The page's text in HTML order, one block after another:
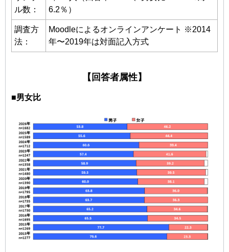
ル数：
6.2％）
調査方
法：
Moodleによるオンラインアンケート ※2014
年〜2019年は対面記入方式
【回答者属性】
■男女比